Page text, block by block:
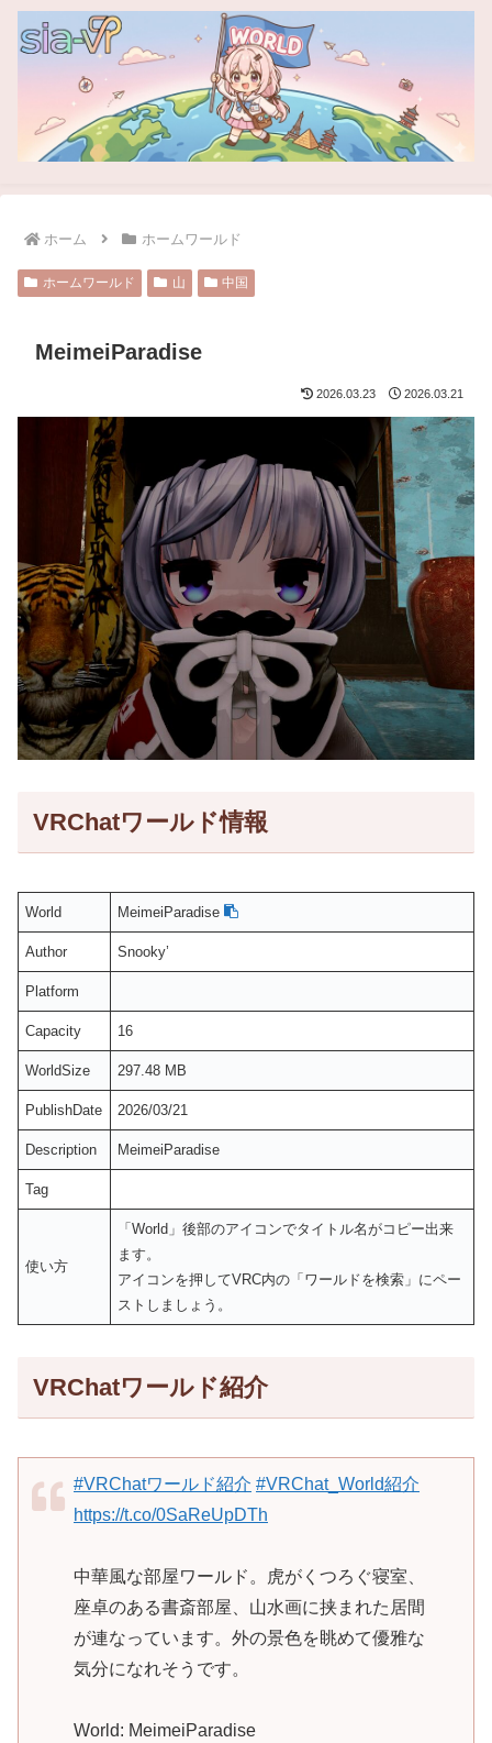
ホーム ホームワールド
ホームワールド 山 中国
MeimeiParadise
2026.03.23 2026.03.21
VRChatワールド情報
World MeimeiParadise
Author Snooky’
Platform
Capacity 16
WorldSize 297.48 MB
PublishDate 2026/03/21
Description MeimeiParadise
Tag
使い方
「World」後部のアイコンでタイトル名がコピー出来
ます。
アイコンを押してVRC内の「ワールドを検索」にペー
ストしましょう。
VRChatワールド紹介
#VRChatワールド紹介 #VRChat_World紹介
https://t.co/0SaReUpDTh
中華風な部屋ワールド。虎がくつろぐ寝室、
座卓のある書斎部屋、山水画に挟まれた居間
が連なっています。外の景色を眺めて優雅な
気分になれそうです。
World: MeimeiParadise